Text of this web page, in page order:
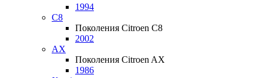
1994
C8
Поколения Citroen C8
2002
AX
Поколения Citroen AX
1986